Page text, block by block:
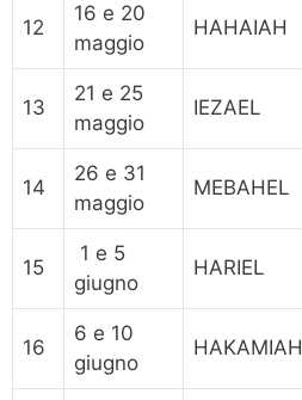
12
16 e 20
maggio
HAHAIAH
13
21 e 25
maggio
IEZAEL
14
26 e 31
maggio
MEBAHEL
15
1 e 5
giugno
HARIEL
16
6 e 10
giugno
HAKAMIAH